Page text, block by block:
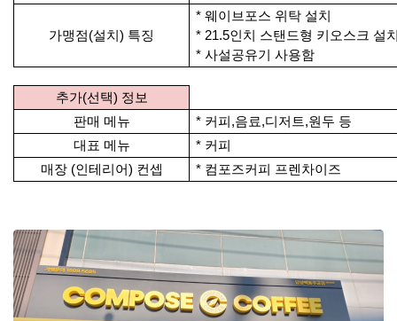
가맹점(설치) 특징
* 웨이브포스 위탁 설치
* 21.5인치 스탠드형 키오스크 설
* 사설공유기 사용함
추가(선택) 정보
판매 메뉴
* 커피,음료,디저트,원두 등
대표 메뉴
* 커피
매장 (인테리어) 컨셉
* 컴포즈커피 프렌차이즈